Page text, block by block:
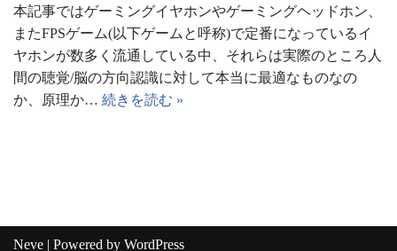
本記事ではゲーミングイヤホンやゲーミングヘッドホン、
またFPSゲーム(以下ゲームと呼称)で定番になっているイ
ヤホンが数多く流通している中、それらは実際のところ人
間の聴覚/脳の方向認識に対して本当に最適なものなの
か、原理か… 続きを読む »
Neve | Powered by WordPress